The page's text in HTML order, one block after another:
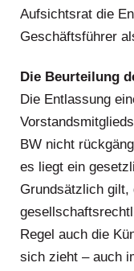
Aufsichtsrat die
Geschäftsführer
Die Beurteilung
Die Entlassung
BW nicht
es liegt ein
Grundsätzlich
Regel auch die
sich zieht – auch